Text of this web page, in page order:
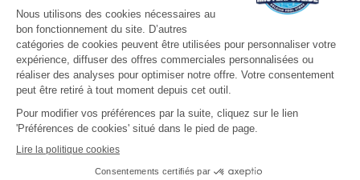
Mister Pool
MisterPool
MisterPool levert bij u thuis
Contact